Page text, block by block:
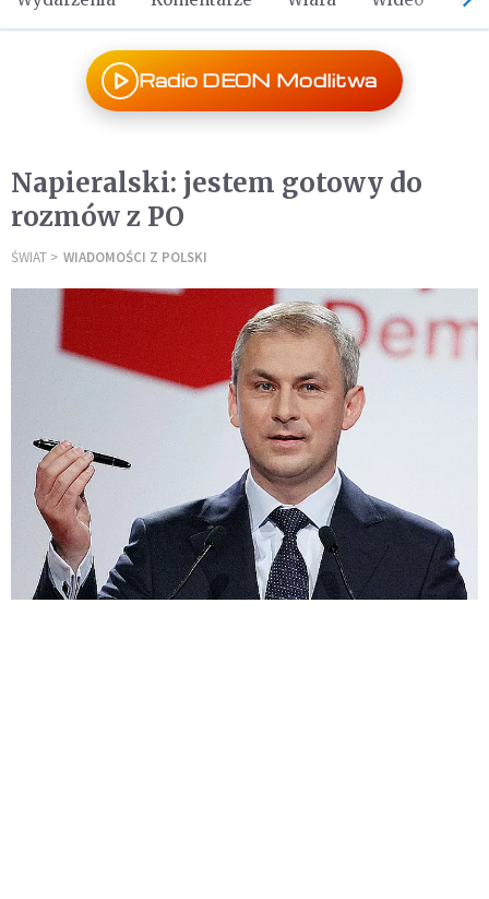
Radio DEON Modlitwa
Napieralski: jestem gotowy do
rozmów z PO
ŚWIAT WIADOMOŚCI Z POLSKI